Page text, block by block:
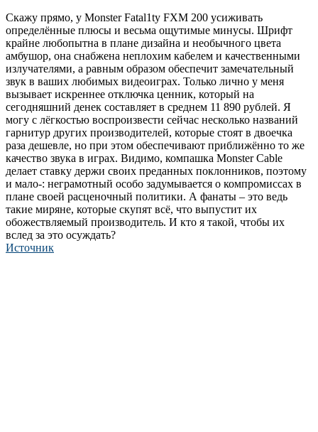
Скажу прямо, у Monster Fatal1ty FXM 200 усиживать
определённые плюсы и весьма ощутимые минусы. Шрифт
крайне любопытна в плане дизайна и необычного цвета
амбушор, она снабжена неплохим кабелем и качественными
излучателями, а равным образом обеспечит замечательный
звук в ваших любимых видеоиграх. Только лично у меня
вызывает искреннее отключка ценник, который на
сегодняшний денек составляет в среднем 11 890 рублей. Я
могу с лёгкостью воспроизвести сейчас несколько названий
гарнитур других производителей, которые стоят в двоечка
раза дешевле, но при этом обеспечивают приближённо то же
качество звука в играх. Видимо, компашка Monster Cable
делает ставку держи своих преданных поклонников, поэтому
и мало-: неграмотный особо задумывается о компромиссах в
плане своей расценочный политики. А фанаты – это ведь
такие миряне, которые скупят всё, что выпустит их
обожествляемый производитель. И кто я такой, чтобы их
вслед за это осуждать?
Источник